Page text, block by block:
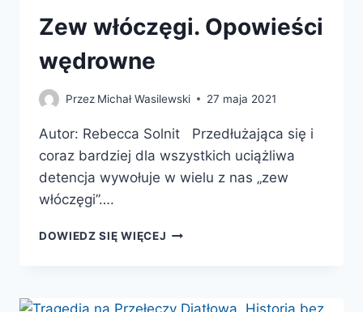
Zew włóczęgi. Opowieści
wędrowne
Przez Michał Wasilewski 27 maja 2021
Autor: Rebecca Solnit Przedłużająca się i
coraz bardziej dla wszystkich uciążliwa
detencja wywołuje w wielu z nas „zew
włóczęgi”….
DOWIEDZ SIĘ WIĘCEJ ZEW